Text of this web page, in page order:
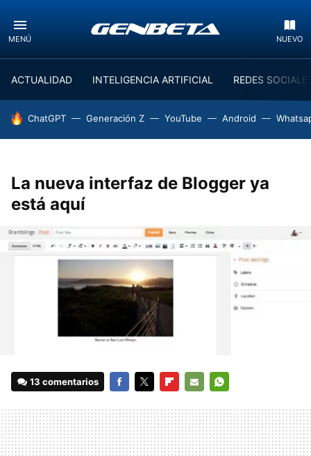
MENÚ NUEVO
ACTUALIDAD INTELIGENCIA ARTIFICIAL REDES
HOY SE HABLA DE
ChatGPT Generación Z YouTube Android
La nueva interfaz de Blogger ya
está aquí
13 comentarios
MAIL